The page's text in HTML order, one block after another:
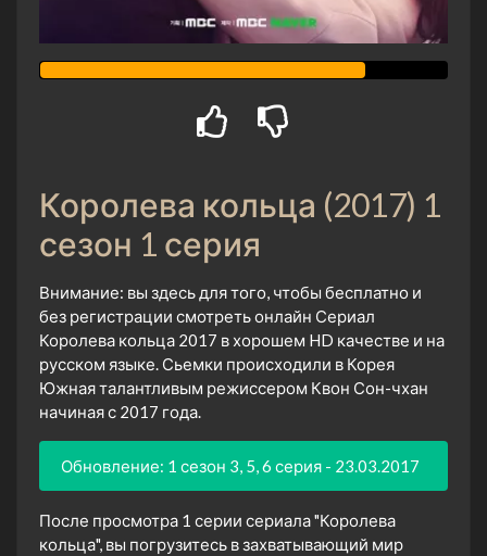
Королева кольца (2017) 1
сезон 1 серия
Внимание: вы здесь для того, чтобы бесплатно и
без регистрации смотреть онлайн Сериал
Королева кольца 2017 в хорошем HD качестве и на
русском языке. Сьемки происходили в Корея
Южная талантливым режиссером Квон Сон-чхан
начиная с 2017 года.
Обновление: 1 сезон 3, 5, 6 серия - 23.03.2017
После просмотра 1 серии сериала "Королева
кольца", вы погрузитесь в захватывающий мир